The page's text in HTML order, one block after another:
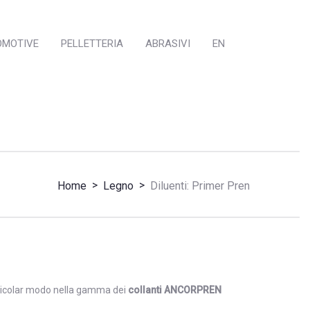
PELLETTERIA ABRASIVI EN
Home > Legno > Diluenti: Primer Pren
modo nella gamma dei collanti ANCORPREN